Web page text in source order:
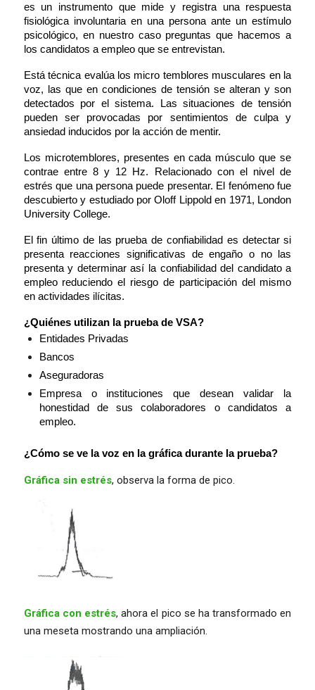
es un instrumento que mide y registra una respuesta
fisiológica involuntaria en una persona ante un estímulo
psicológico, en nuestro caso preguntas que hacemos a
los candidatos a empleo que se entrevistan.
Está técnica evalúa los micro temblores musculares en la
voz, las que en condiciones de tensión se alteran y son
detectados por el sistema. Las situaciones de tensión
pueden ser provocadas por sentimientos de culpa y
ansiedad inducidos por la acción de mentir.
Los microtemblores, presentes en cada músculo que se
contrae entre 8 y 12 Hz. Relacionado con el nivel de
estrés que una persona puede presentar. El fenómeno fue
descubierto y estudiado por Oloff Lippold en 1971, London
University College.
El fin último de las prueba de confiabilidad es detectar si
presenta reacciones significativas de engaño o no las
presenta y determinar así la confiabilidad del candidato a
empleo reduciendo el riesgo de participación del mismo
en actividades ilícitas.
¿Quiénes utilizan la prueba de VSA?
Entidades Privadas
Bancos
Aseguradoras
Empresa o instituciones que desean validar la
honestidad de sus colaboradores o candidatos a
empleo.
¿Cómo se ve la voz en la gráfica durante la prueba?
Gráfica sin estrés, observa la forma de pico.
Gráfica con estrés, ahora el pico se ha transformado en
una meseta mostrando una ampliación.